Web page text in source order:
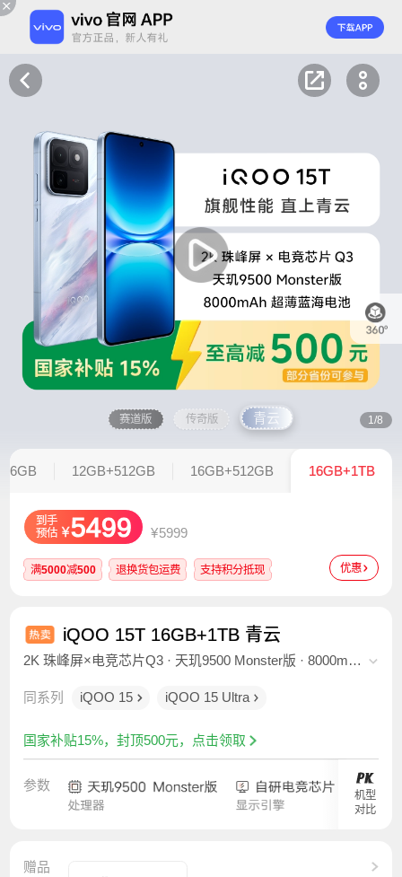
1/8
赛道版 传奇版 青云
12GB+512GB 16GB+512GB 16GB+1TB
到手
预估 ¥5499 ¥5999
满5000减500 退换货包运费 支持积分抵现 优惠
iQOO 15T 16GB+1TB 青云
2K 珠峰屏×电竞芯片Q3 · 天玑9500 Monster版 · 8000mAh
OriginOS 6
同系列 iQOO 15 iQOO 15 Ultra
国家补贴15%，封顶500元，点击领取
参数
机型
对比
赠品